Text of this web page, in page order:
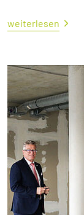
weiterlesen